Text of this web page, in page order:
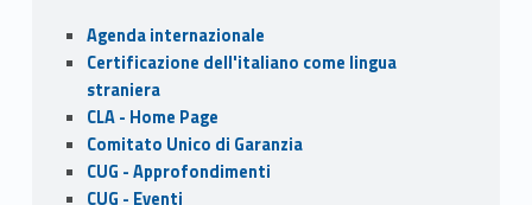
Sidebar
Agenda internazionale
Certificazione dell'italiano come lingua
straniera
CLA - Home Page
Comitato Unico di Garanzia
CUG - Approfondimenti
CUG - Eventi